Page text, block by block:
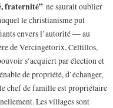
fraternité” ne saurait oublier
le christianisme put
envers l’autorité — au
de Vercingétorix, Celtillos,
s’acquiert par élection et
de propriété, d’échanger,
chef de famille est propriétaire
Les villages sont